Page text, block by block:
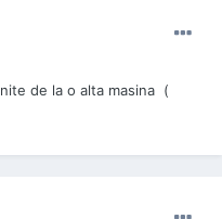
de la o alta masina (